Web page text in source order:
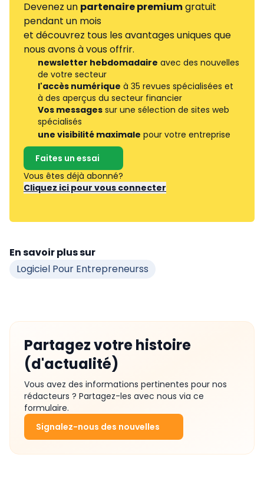
Devenez un partenaire premiumgratuit
pendant un mois
et découvrez tous les avantages uniques que
nous avons à vous offrir.
newsletter hebdomadaire avec des nouvelles
de votre secteur
l'accès numérique à 35 revues spécialisées et
à des aperçus du secteur financier
Vos messages sur une sélection de sites web
spécialisés
une visibilité maximale pour votre entreprise
Faites un essai
Vous êtes déjà abonné?
Cliquez ici pour vous connecter
En savoir plus sur
Logiciel Pour Entrepreneurss
Partagez votre histoire
(d'actualité)
Vous avez des informations pertinentes pour nos
rédacteurs ? Partagez-les avec nous via ce
formulaire.
Signalez-nous des nouvelles